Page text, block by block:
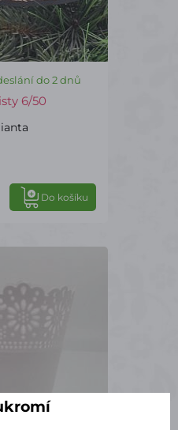
do 2 dnů
6/50
Do košíku